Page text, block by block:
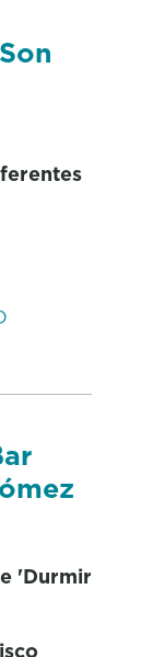
'Durmir